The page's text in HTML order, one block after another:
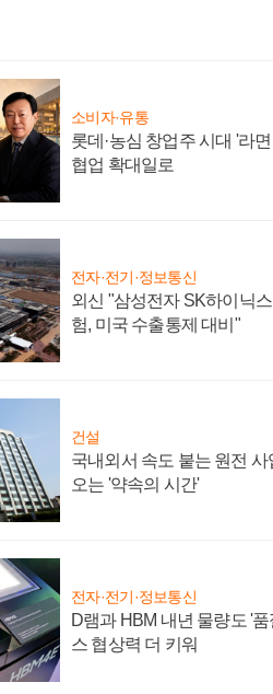
소비자·유통
롯데·농심 창업주 시대 '라
협업 확대일로
전자·전기·정보통신
외신 "삼성전자 SK하이닉
험, 미국 수출통제 대비"
건설
국내외서 속도 붙는 원전
오는 '약속의 시간'
전자·전기·정보통신
D램과 HBM 내년 물량도 '
스 협상력 더 키워